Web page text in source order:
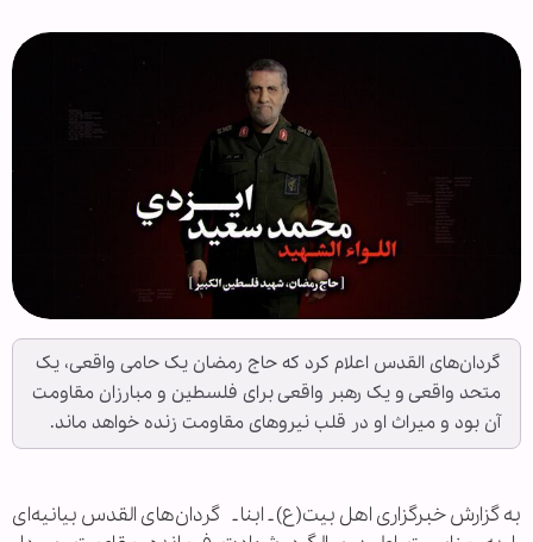
گردان‌های القدس اعلام کرد که حاج رمضان یک حامی واقعی، یک
متحد واقعی و یک رهبر واقعی برای فلسطین و مبارزان مقاومت
آن بود و میراث او در قلب نیروهای مقاومت زنده خواهد ماند.
به گزارش خبرگزاری اهل بیت(ع) ـ ابنا ـ گردان‌های القدس بیانیه‌ای